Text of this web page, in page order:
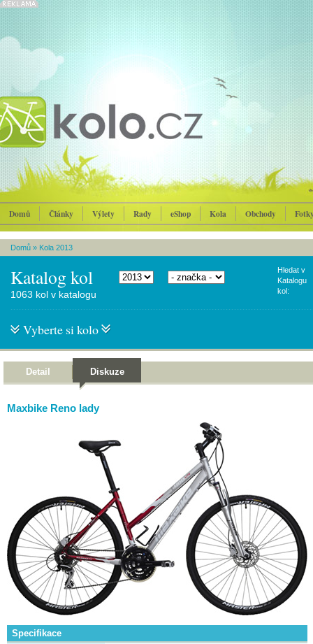
Domů Články Výlety Rady eShop Kola Obchody
Domů » Kola 2013
Katalog kol
Hledat v
Katalogu
kol:
1063 kol v katalogu
Vyberte si kolo
Detail Diskuze
Maxbike Reno lady
Specifikace